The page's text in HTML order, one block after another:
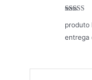
de 5
produto
entrega